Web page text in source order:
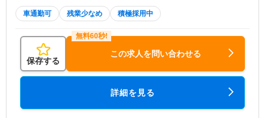
車通勤可 残業少なめ 積極採用中
保存する
この求人を問い合わせる
詳細を見る